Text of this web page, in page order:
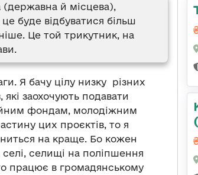
(державна й місцева),
буде відбуватися більш
Це той трикутник, на
Я бачу цілу низку різних
які заохочують подавати
фондам, молодіжним
цих проєктів, то я
на краще. Бо кожен
селищі на поліпшення
працює в громадянському